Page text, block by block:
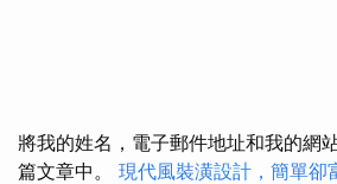
將我的姓名，電子郵件地址和我的網
篇文章中。 現代風裝潢設計，簡單卻